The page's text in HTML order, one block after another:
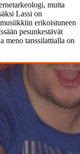
mutta
Lassi on
erikoistuneen
pesunkestävät
meno tanssilattialla on